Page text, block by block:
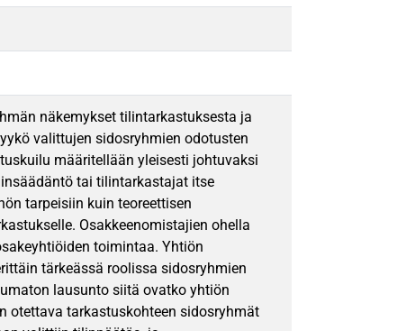
näkemykset tilintarkastuksesta ja
valittujen sidosryhmien odotusten
määritellään yleisesti johtuvaksi
tai tilintarkastajat itse
tarpeisiin kuin teoreettisen
Osakkeenomistajien ohella
toimintaa. Yhtiön
tärkeässä roolissa sidosryhmien
lausunto siitä ovatko yhtiön
otettava tarkastuskohteen sidosryhmät